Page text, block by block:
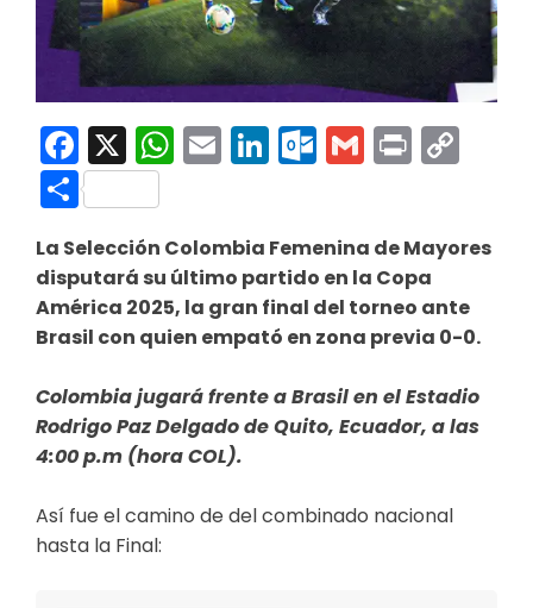
Facebook
X WhatsApp
EmailLinkedInGmail
Print
Compartir
La Selección Colombia Femenina de Mayores
disputará su último partido en la Copa
América 2025, la gran final del torneo ante
Brasil con quien empató en zona previa 0-0.
Colombia jugará frente a Brasil en el Estadio
Rodrigo Paz Delgado de Quito, Ecuador, a las
4:00 p.m (hora COL).
Así fue el camino de del combinado nacional
hasta la Final: